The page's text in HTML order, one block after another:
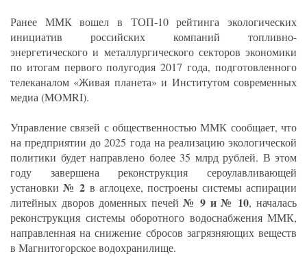
Ранее ММК вошел в ТОП-10 рейтинга экологических
инициатив российских компаний топливно-
энергетического и металлургического секторов экономики
по итогам первого полугодия 2017 года, подготовленного
телеканалом «Живая планета» и Институтом современных
медиа (MOMRI).
Управление связей с общественностью ММК сообщает, что
на предприятии до 2025 года на реализацию экологической
политики будет направлено более 35 млрд рублей. В этом
году завершена реконструкция сероулавливающей
установки№ 2 в аглоцехе, построены системы аспирации
литейных дворов доменных печей№ 9 и № 10, началась
реконструкция системы оборотного водоснабжения ММК,
направленная на снижение сбросов загрязняющих веществ
в Магнитогорское водохранилище.